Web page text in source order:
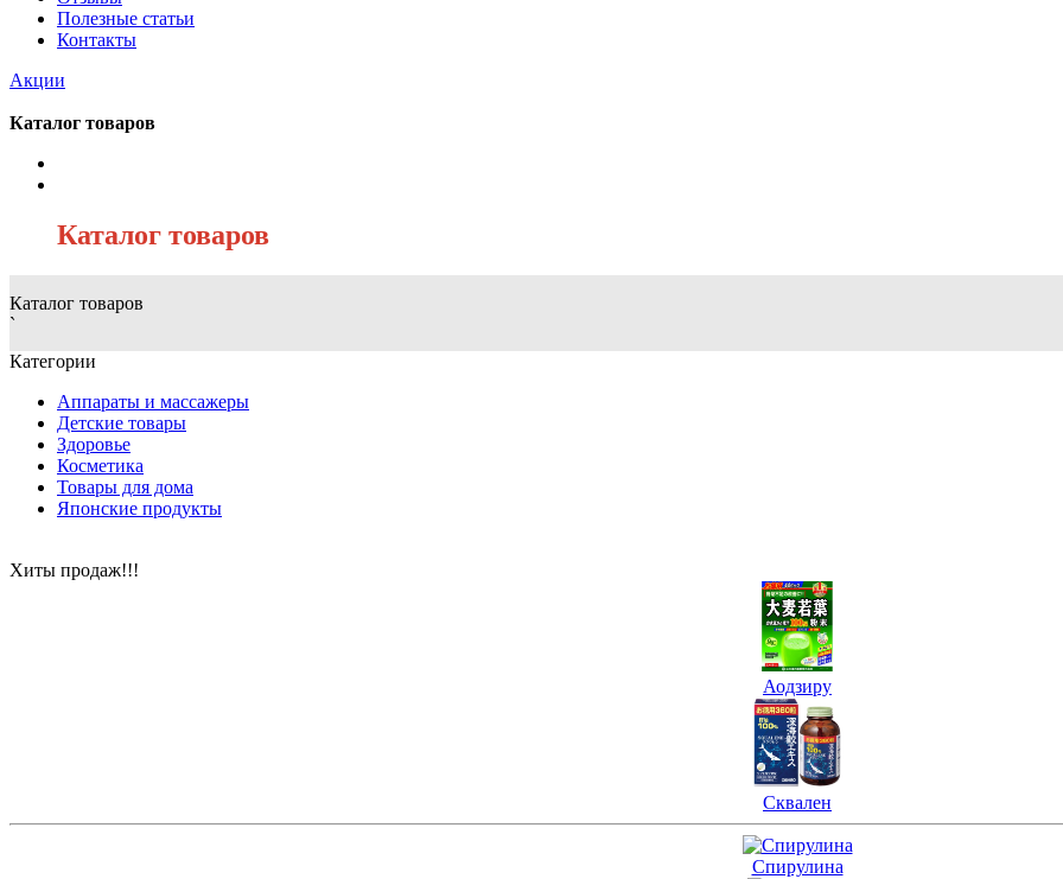
Полезные статьи
Контакты
Акции
Каталог товаров
Каталог товаров
Каталог товаров
`
Категории
Аппараты и массажеры
Детские товары
Здоровье
Косметика
Товары для дома
Японские продукты
Хиты продаж!!!
Аодзиру
Сквален
Спирулина